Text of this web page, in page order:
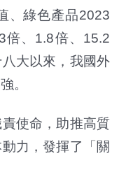
、綠色產品2023
倍、1.8倍、15.2
大以來，我國外
。
使命，助推高質
力，發揮了「關